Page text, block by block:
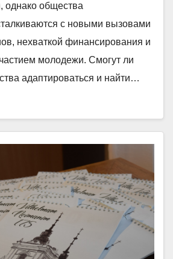
однако общества
с новыми вызовами
нехваткой финансирования и
молодежи. Смогут ли
адаптироваться и найти…